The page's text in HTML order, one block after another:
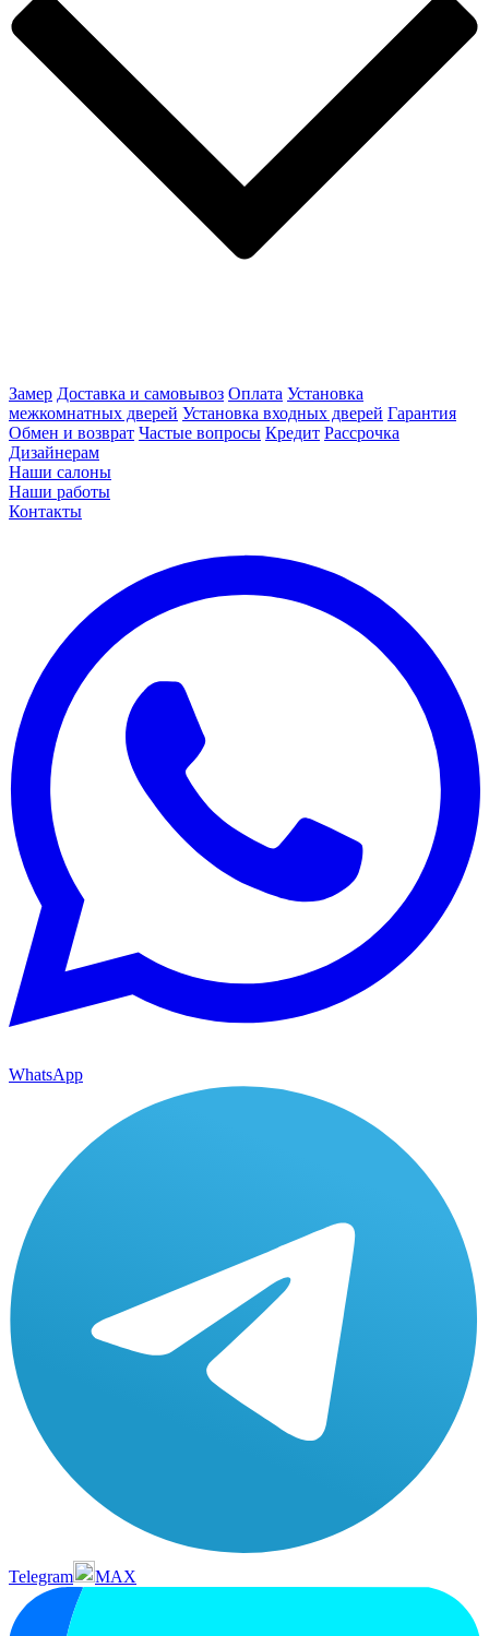
Замер Доставка и самовывоз Оплата Установка
межкомнатных дверей Установка входных дверей Гарантия
Обмен и возврат Частые вопросы Кредит Рассрочка
Дизайнерам
Наши салоны
Наши работы
Контакты
WhatsApp
Telegram MAX